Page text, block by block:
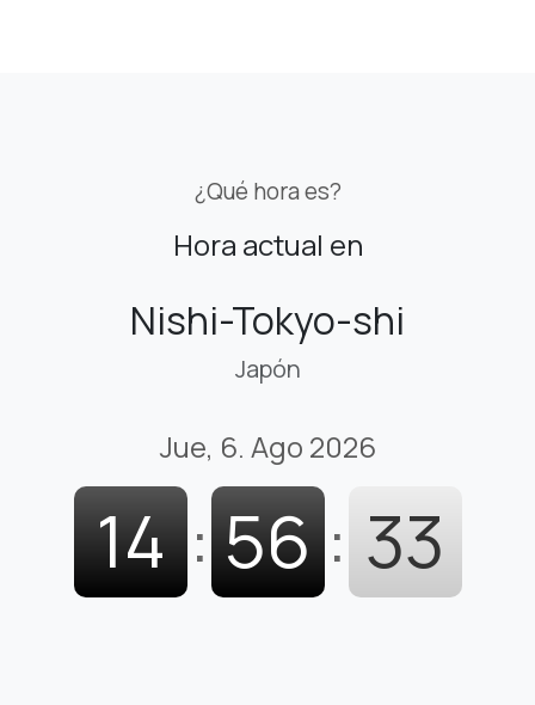
¿Qué hora es?
Hora actual en
Nishi-Tokyo-shi
Japón
Jue, 6. Ago 2026
14 : 56 : 34